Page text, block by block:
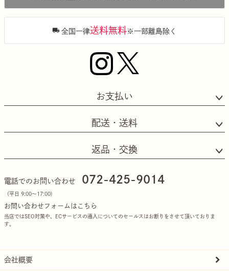
へ
全国一律送料無料※一部離島除く
お支払い
配送・送料
返品・交換
電話でのお問い合わせ 072-425-9014
（平日 9:00〜17:00)
お問い合わせフォームはこちら
当店ではSEO対策や、ECサービスの導入についてのセールスはお断りをさせて頂いておりま
す。
会社概要